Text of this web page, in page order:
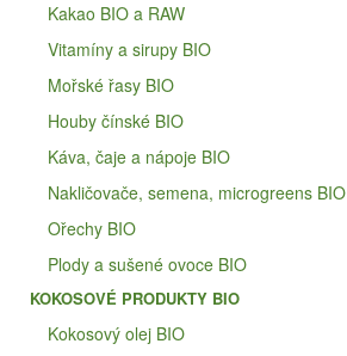
Kakao BIO a RAW
Vitamíny a sirupy BIO
Mořské řasy BIO
Houby čínské BIO
Káva, čaje a nápoje BIO
Nakličovače, semena, microgreens BIO
Ořechy BIO
Plody a sušené ovoce BIO
KOKOSOVÉ PRODUKTY BIO
Kokosový olej BIO